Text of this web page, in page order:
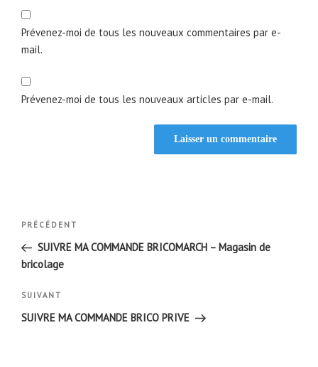
Prévenez-moi de tous les nouveaux commentaires par e-
mail.
Prévenez-moi de tous les nouveaux articles par e-mail.
Navigation
l’article
Article
précédent
PRÉCÉDENT
SUIVRE MA COMMANDE BRICOMARCH – Magasin de
bricolage
Article
suivant
SUIVANT
SUIVRE MA COMMANDE BRICO PRIVE